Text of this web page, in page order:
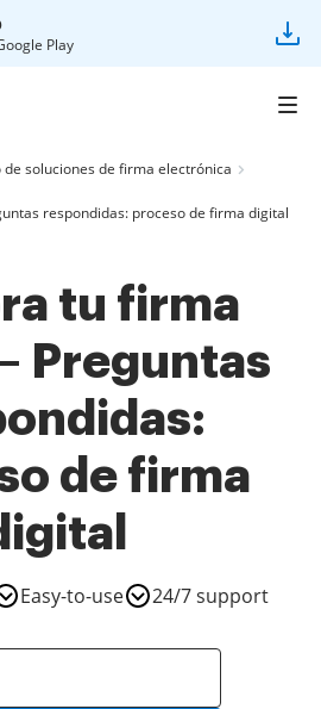
Play
de soluciones de firma electrónica
respondidas: proceso de firma digital
tu firma
Preguntas
de firma
Easy-to-use 24/7 support